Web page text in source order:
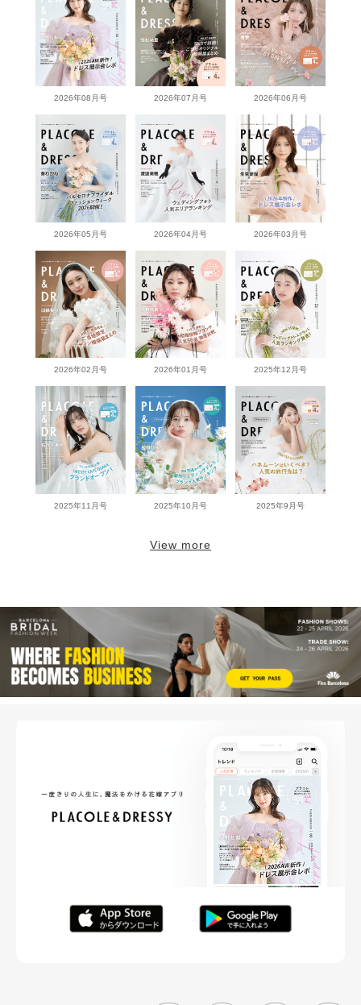
2026年08月号 2026年07月号 2026年06月号
2026年05月号 2026年04月号 2026年03月号
2026年02月号 2026年01月号 2025年12月号
2025年11月号 2025年10月号 2025年9月号
View more